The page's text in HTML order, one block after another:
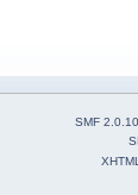
SMF